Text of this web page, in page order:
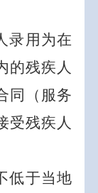
录用为在
的残疾人
同（服务
受残疾人
低于当地